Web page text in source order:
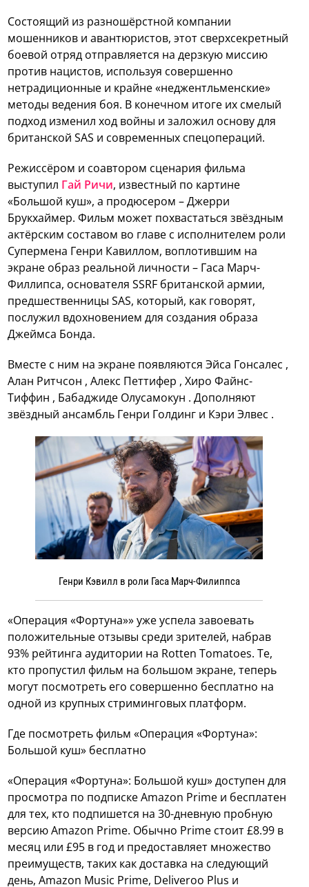
Состоящий из разношёрстной компании
мошенников и авантюристов, этот сверхсекретный
боевой отряд отправляется на дерзкую миссию
против нацистов, используя совершенно
нетрадиционные и крайне «неджентльменские»
методы ведения боя. В конечном итоге их смелый
подход изменил ход войны и заложил основу для
британской SAS и современных спецопераций.
Режиссёром и соавтором сценария фильма
выступил Гай Ричи, известный по картине
«Большой куш», а продюсером – Джерри
Брукхаймер. Фильм может похвастаться звёздным
актёрским составом во главе с исполнителем роли
Супермена Генри Кавиллом, воплотившим на
экране образ реальной личности – Гаса Марч-
Филлипса, основателя SSRF британской армии,
предшественницы SAS, который, как говорят,
послужил вдохновением для создания образа
Джеймса Бонда.
Вместе с ним на экране появляются Эйса Гонсалес ,
Алан Ритчсон , Алекс Петтифер , Хиро Файнс-
Тиффин , Бабаджиде Олусамокун . Дополняют
звёздный ансамбль Генри Голдинг и Кэри Элвес .
Генри Кэвилл в роли Гаса Марч-Филиппса
«Операция «Фортуна»» уже успела завоевать
положительные отзывы среди зрителей, набрав
93% рейтинга аудитории на Rotten Tomatoes. Те,
кто пропустил фильм на большом экране, теперь
могут посмотреть его совершенно бесплатно на
одной из крупных стриминговых платформ.
Где посмотреть фильм «Операция «Фортуна»:
Большой куш» бесплатно
«Операция «Фортуна»: Большой куш» доступен для
просмотра по подписке Amazon Prime и бесплатен
для тех, кто подпишется на 30-дневную пробную
версию Amazon Prime. Обычно Prime стоит £8.99 в
месяц или £95 в год и предоставляет множество
преимуществ, таких как доставка на следующий
день, Amazon Music Prime, Deliveroo Plus и